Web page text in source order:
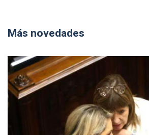
Más novedades